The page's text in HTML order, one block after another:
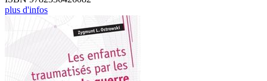
plus d'infos